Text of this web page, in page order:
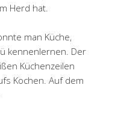
Herd hat.
man Küche,
kennenlernen. Der
Küchenzeilen
Kochen. Auf dem